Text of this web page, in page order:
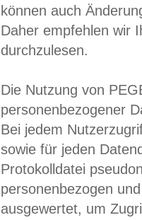
können auch
Daher empfehlen wir
durchzulesen.
Die Nutzung von
personenbezogener
Bei jedem
sowie für jeden
Protokolldatei
personenbezogen
ausgewertet, um